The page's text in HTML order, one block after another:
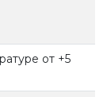
от +5